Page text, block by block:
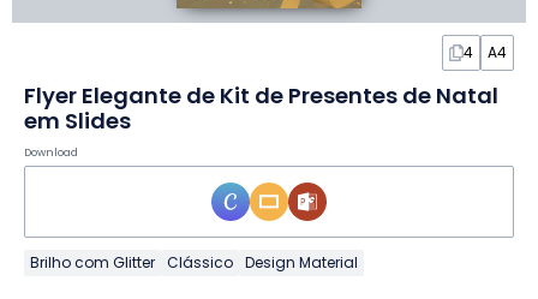
4 A4
Flyer Elegante de Kit de Presentes de Natal
em Slides
Download
Brilho com Glitter Clássico Design Material